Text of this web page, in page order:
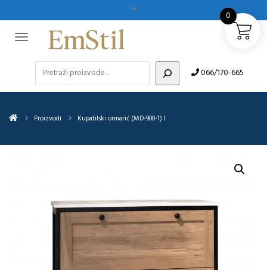
066/170-665
Proizvodi Kupatilski ormarić (MD-900-1) I
0